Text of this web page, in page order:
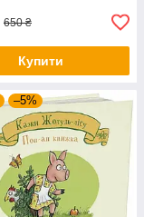
650 ₴
Купити
–5%